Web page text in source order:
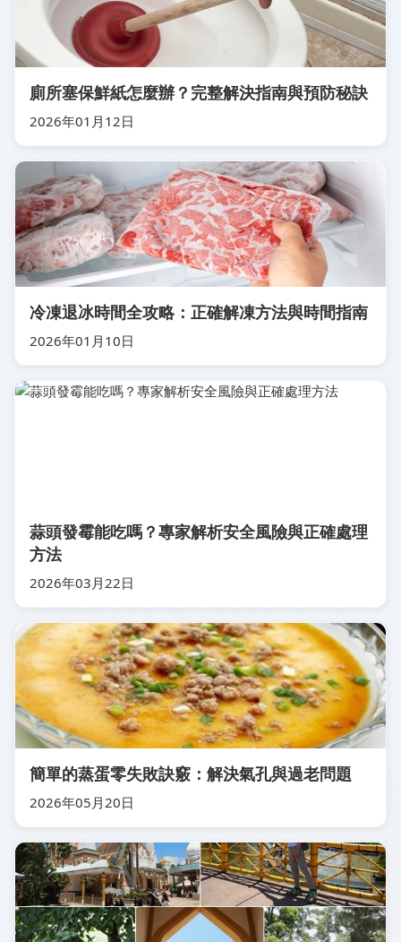
廁所塞保鮮紙怎麼辦？完整解決指南與預防秘訣
2026年01月12日
冷凍退冰時間全攻略：正確解凍方法與時間指南
2026年01月10日
蒜頭發霉能吃嗎？專家解析安全風險與正確處理
方法
2026年03月22日
簡單的蒸蛋零失敗訣竅：解決氣孔與過老問題
2026年05月20日